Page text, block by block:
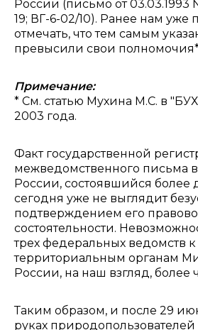
России (письмо от 03.03.1993
19; ВГ-6-02/10). Ранее нам уже
отмечать, что тем самым
превысили свои
Примечание:
* См. статью Мухина М.С. в
2003 года.
Факт государственной
межведомственного письма
России, состоявшийся более
сегодня уже не выглядит
подтверждением его
состоятельности.
трех федеральных ведомств к
территориальным органам
России, на наш взгляд, более
Таким образом, и после 29
руках природопользователей